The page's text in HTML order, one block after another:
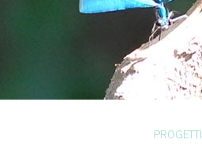
PROGETTI